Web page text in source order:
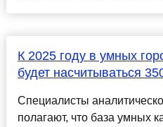
К 2025 году в умных
будет насчитываться
Специалисты
полагают, что база умных